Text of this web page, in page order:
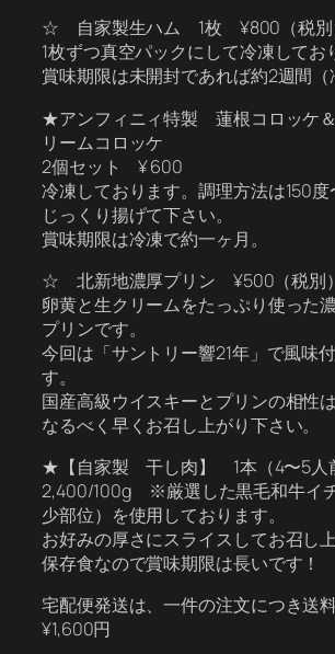
☆ 自家製生ハム 1枚 ¥800（税別
1枚ずつ真空パックにして冷凍してお
賞味期限は未開封であれば約2週間（
★アンフィニィ特製 蓮根コロッケ
リームコロッケ
2個セット ¥ 600
冷凍しております。調理方法は150
じっくり揚げて下さい。
賞味期限は冷凍で約一ヶ月。
☆ 北新地濃厚プリン ¥500（税別）
卵黄と生クリームをたっぷり使った
プリンです。
今回は「サントリー響21年」で風味
す。
国産高級ウイスキーとプリンの相性
なるべく早くお召し上がり下さい。
★【自家製 干し肉】 1本（4〜5
2,400/100g ※厳選した黒毛和牛イ
少部位）を使用しております。
お好みの厚さにスライスしてお召し
保存食なので賞味期限は長いです！
宅配便発送は、一件の注文につき送
¥1,600円